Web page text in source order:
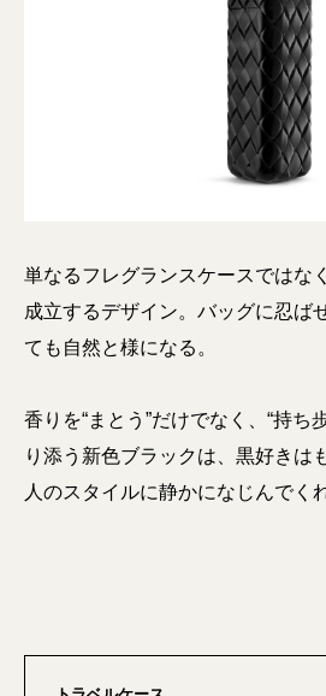
単なるフレグランスケースではな
成立するデザイン。バッグに忍ば
ても自然と様になる。
香りを“まとう”だけでなく、“持ち
り添う新色ブラックは、黒好きは
人のスタイルに静かになじんでく